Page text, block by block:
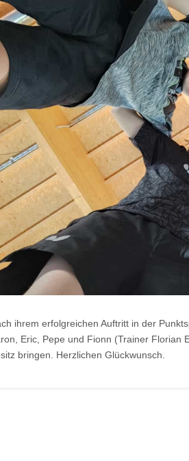
ihrem erfolgreichen Auftritt in der
Eric, Pepe und Fionn (Trainer Florian
bringen. Herzlichen Glückwunsch.